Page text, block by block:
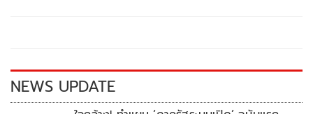
k k
NEWS UPDATE